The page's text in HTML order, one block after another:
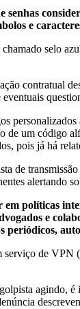
senhas
e
selo
contratual
de um código
pois já há
de
alertando
políticas
e
serviço de
agindo,